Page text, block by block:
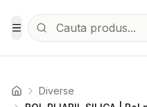
Sari la conținutul
Toggle Menu
Acasa Diverse